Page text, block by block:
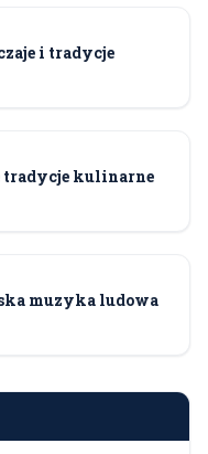
i tradycje
tradycje kulinarne
muzyka ludowa